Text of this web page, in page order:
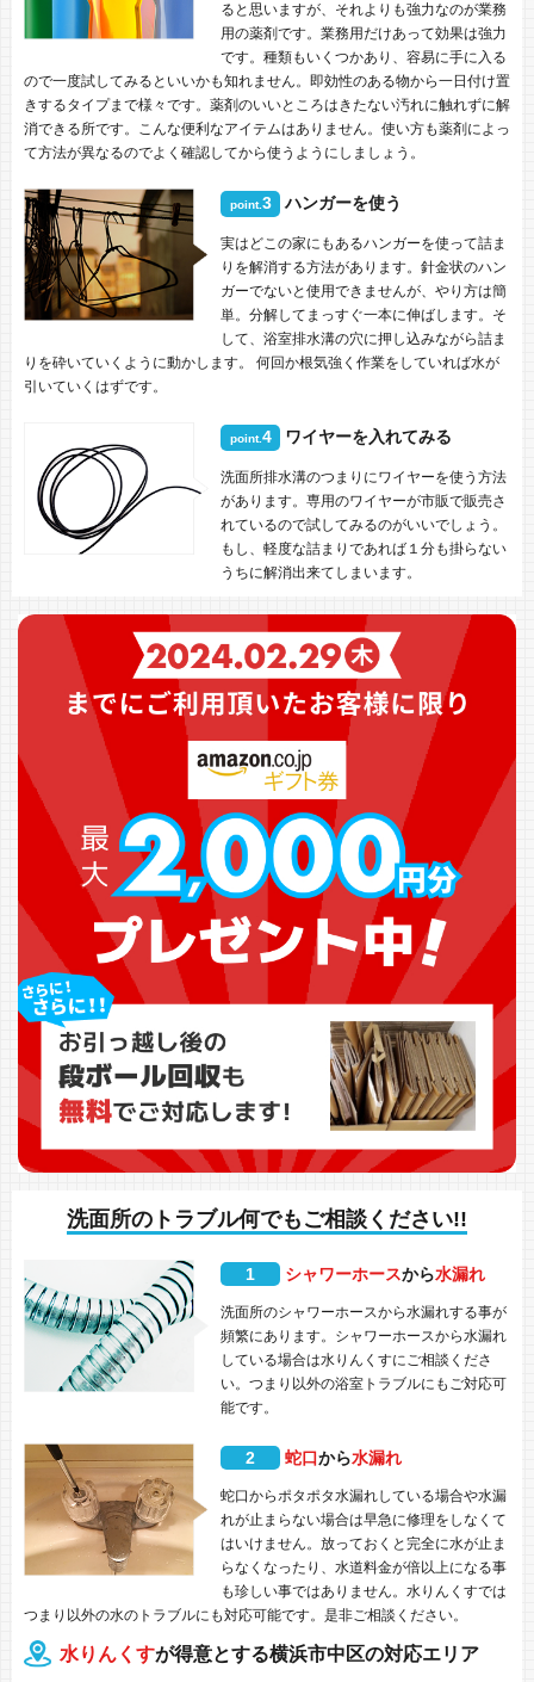
ると思いますが、それよりも強力なのが業務
用の薬剤です。業務用だけあって効果は強力
です。種類もいくつかあり、容易に手に入る
ので一度試してみるといいかも知れません。即効性のある物から一日付け置
きするタイプまで様々です。薬剤のいいところはきたない汚れに触れずに解
消できる所です。こんな便利なアイテムはありません。使い方も薬剤によっ
て方法が異なるのでよく確認してから使うようにしましょう。
point.3 ハンガーを使う
実はどこの家にもあるハンガーを使って詰ま
りを解消する方法があります。針金状のハン
ガーでないと使用できませんが、やり方は簡
単。分解してまっすぐ一本に伸ばします。そ
して、浴室排水溝の穴に押し込みながら詰ま
りを砕いていくように動かします。 何回か根気強く作業をしていれば水が
引いていくはずです。
point.4 ワイヤーを入れてみる
洗面所排水溝のつまりにワイヤーを使う方法
があります。専用のワイヤーが市販で販売さ
れているので試してみるのがいいでしょう。
もし、軽度な詰まりであれば１分も掛らない
うちに解消出来てしまいます。
洗面所のトラブル何でもご相談ください!!
1 シャワーホースから水漏れ
洗面所のシャワーホースから水漏れする事が
頻繁にあります。シャワーホースから水漏れ
している場合は水りんくすにご相談くださ
い。つまり以外の浴室トラブルにもご対応可
能です。
2 蛇口から水漏れ
蛇口からポタポタ水漏れしている場合や水漏
れが止まらない場合は早急に修理をしなくて
はいけません。放っておくと完全に水が止ま
らなくなったり、水道料金が倍以上になる事
も珍しい事ではありません。水りんくすでは
つまり以外の水のトラブルにも対応可能です。是非ご相談ください。
水りんくすが得意とする横浜市中区の対応エリア